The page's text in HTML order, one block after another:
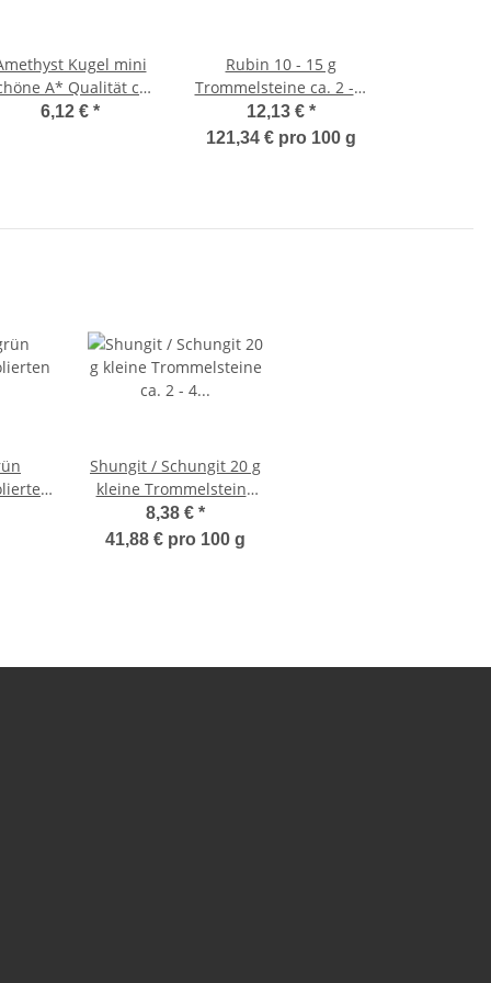
Kugel mini
A* Qualität ca.
20-22 mm Ø
6,12 € *
Rubin 10 - 15 g
Trommelsteine ca. 2 - 3
Steine ca. 20 - 25 mm
12,13 € *
121,34 € pro 100 g
Shungit / Schungit 20 g
kleine Trommelsteine
ca. 2 - 4 Steine
Wassersteine
8,38 € *
41,88 € pro 100 g